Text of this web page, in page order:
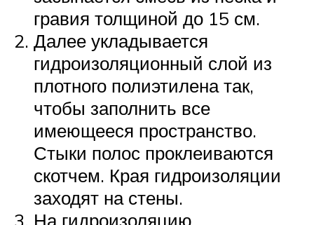
гравия толщиной до 15 см.
Далее укладывается
гидроизоляционный слой из
плотного полиэтилена так,
чтобы заполнить все
имеющееся пространство.
Стыки полос проклеиваются
скотчем. Края гидроизоляции
заходят на стены.
На гидроизоляцию